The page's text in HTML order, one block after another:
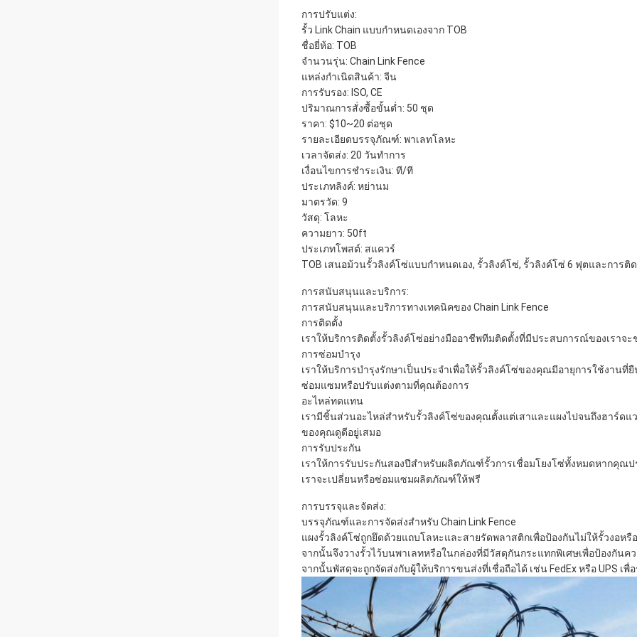
การปรับแต่ง:
รั้ว Link Chain แบบกำหนดเองจาก TOB
ชื่อยี่ห้อ: TOB
จำนวนรุ่น: Chain Link Fence
แหล่งกำเนิดสินค้า: จีน
การรับรอง: ISO, CE
ปริมาณการสั่งซื้อขั้นต่ำ: 50 ชุด
ราคา: $10~20 ต่อชุด
รายละเอียดบรรจุภัณฑ์: พาเลทโลหะ
เวลาจัดส่ง: 20 วันทำการ
เงื่อนไขการชำระเงิน: ที/ที
ประเภทลิงค์: หย่านม
มาตรวัด: 9
วัสดุ: โลหะ
ความยาว: 50ft
ประเภทโพสต์: สแควร์
TOB เสนอม้วนรั้วลิงค์โซ่แบบกำหนดเอง, รั้วลิงค์โซ่, รั้วลิงค์โซ่ 6 ฟุตและการติ
การสนับสนุนและบริการ:
การสนับสนุนและบริการทางเทคนิคของ Chain Link Fence
การติดตั้ง
เราให้บริการติดตั้งรั้วลิงค์โซ่อย่างมืออาชีพทีมติดตั้งที่มีประสบการณ์ของเร
การซ่อมบำรุง
เราให้บริการบำรุงรักษาเป็นประจำเพื่อให้รั้วลิงค์โซ่ของคุณมีอายุการใช้งาน
ซ่อมแซมหรือปรับแต่งตามที่คุณต้องการ
อะไหล่ทดแทน
เรามีชิ้นส่วนอะไหล่สำหรับรั้วลิงค์โซ่ของคุณตั้งแต่เสาและแผงไปจนถึงฮาร์ด
ของคุณดูดีอยู่เสมอ
การรับประกัน
เราให้การรับประกันสองปีสำหรับผลิตภัณฑ์รั้วการเชื่อมโยงโซ่ทั้งหมดหากคุณ
เราจะเปลี่ยนหรือซ่อมแซมผลิตภัณฑ์ให้ฟรี
การบรรจุและจัดส่ง:
บรรจุภัณฑ์และการจัดส่งสำหรับ Chain Link Fence
แผงรั้วลิงค์โซ่ถูกยึดด้วยแถบโลหะและสายรัดพลาสติกเพื่อป้องกันไม่ให้รั้วงอหรื
จากนั้นจึงวางรั้วไว้บนพาเลทหรือในกล่องที่มีวัสดุกันกระแทกพิเศษเพื่อป้องกันค
จากนั้นพัสดุจะถูกจัดส่งกับผู้ให้บริการขนส่งที่เชื่อถือได้ เช่น FedEx หรือ UPS เ